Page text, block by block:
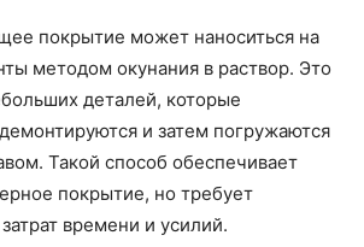
покрытие может наноситься на
методом окунания в раствор. Это
деталей, которые
и затем погружаются
Такой способ обеспечивает
покрытие, но требует
времени и усилий.